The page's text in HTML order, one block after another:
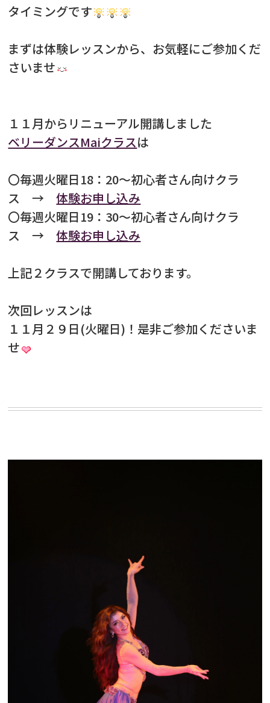
えしたように、ベリーダンスには長い歴史
があり、多国で受け継がれてきたため様々
大きく分けると一般的にベリーダンス
と言われるオリエンタルスタイル、アメリ
カ生まれのトライバルスタイル
ャン②ターキッシュ
タイミングです
まずは体験レッスンから、お気軽にご参加くだ
さいませ
１１月からリニューアル開講しました
ベリーダンスMaiクラスは
〇毎週火曜日18：20～初心者さん向けクラ
ス →体験お申し込み
〇毎週火曜日19：30～初心者さん向けクラ
ス→体験お申し込み
上記２クラスで開講しております。
次回レッスンは
１１月２９日(火曜日)！是非ご参加くださいま
せ